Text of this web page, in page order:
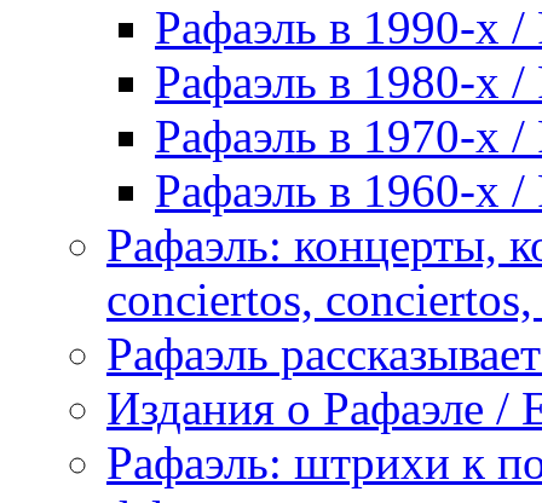
Рафаэль в 1990-х /
Рафаэль в 1980-х /
Рафаэль в 1970-х /
Рафаэль в 1960-х /
Рафаэль: концерты,
conciertos,
Рафаэль
Издания о Рафаэле /
Рафаэль: штрихи к